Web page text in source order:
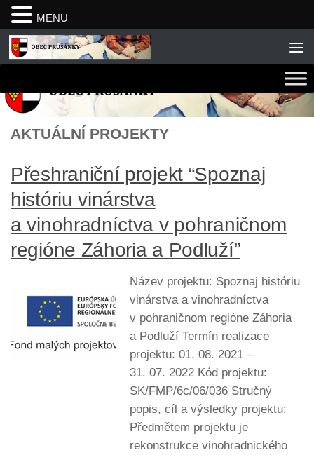
Skip to content
AKTUÁLNÍ PROJEKTY
Přeshraniční projekt “Spoznaj
históriu vinárstva
a vinohradníctva v pohraničnom
regióne Záhoria a Podluží”
Název projektu: Spoznaj históriu
vinárstva a vinohradníctva
v pohraničnom regióne Záhoria
a Podluží Termín realizace
projektu: 01. 08. 2021 –
31. 07. 2022 Kód projektu:
SK/FMP/6c/06/036 Stručný
popis, cíl a výsledky projektu:
Předmětem projektu je
rekonstrukce vinohradnického
MENU